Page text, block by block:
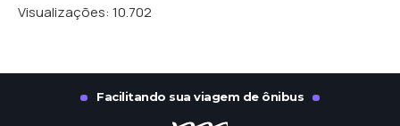
Visualizações: 10.702
Facilitando sua viagem de ônibus